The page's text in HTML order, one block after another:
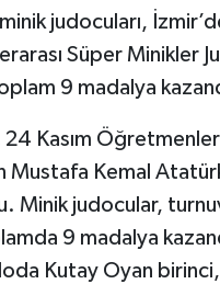
judocuları,
Süper Minikler
9 madalya
24 Kasım
Kemal
Minik judocular,
9 madalya
Kutay Oyan